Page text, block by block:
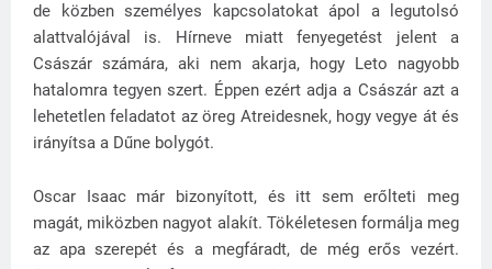
de közben személyes kapcsolatokat ápol a legutolsó
alattvalójával is. Hírneve miatt fenyegetést jelent a
Császár számára, aki nem akarja, hogy Leto nagyobb
hatalomra tegyen szert. Éppen ezért adja a Császár azt a
lehetetlen feladatot az öreg Atreidesnek, hogy vegye át és
irányítsa a Dűne bolygót.
Oscar Isaac már bizonyított, és itt sem erőlteti meg
magát, miközben nagyot alakít. Tökéletesen formálja meg
az apa szerepét és a megfáradt, de még erős vezért.